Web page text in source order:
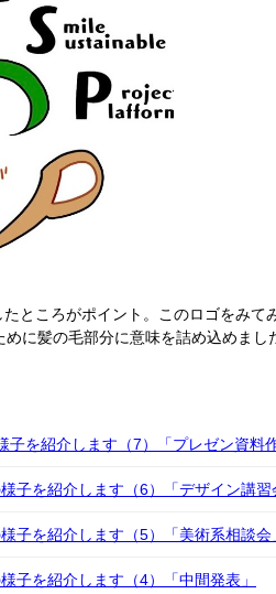
ところがポイント。このロゴをみ
に髪の毛部分に意味を詰め込めまし
を紹介します（7）「プレゼン資料作
を紹介します（6）「デザイン講習
を紹介します（5）「美術系相談会
を紹介します（4）「中間発表」